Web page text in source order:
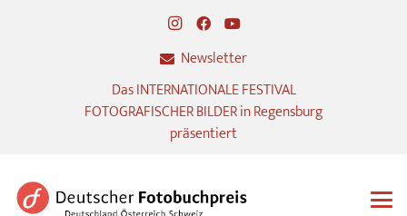
Newsletter
Das INTERNATIONALE FESTIVAL
FOTOGRAFISCHER BILDER in Regensburg
präsentiert